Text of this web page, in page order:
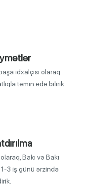
idxalçısı olaraq
təmin edə bilirik.
Bakı və Bakı
3 iş günü ərzində